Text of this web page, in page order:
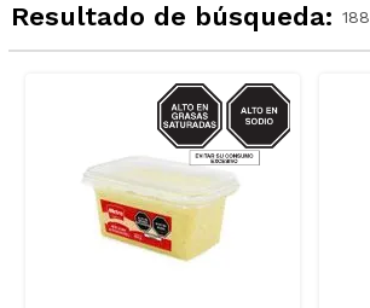
Resultado de búsqueda: 188
SODIO/GRASAS-
SAT